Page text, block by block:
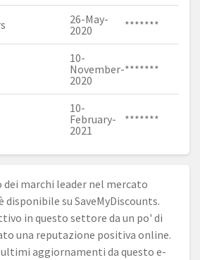
26-May-
2020
*******
10-
November-
2020
*******
10-
February-
2021
*******
dei marchi leader nel mercato
su SaveMyDiscounts.
in questo settore da un po' di
una reputazione positiva online.
aggiornamenti da questo e-